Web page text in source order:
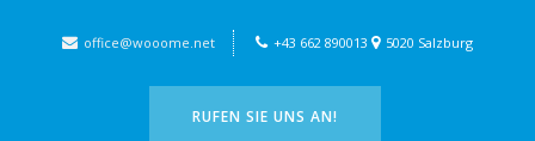
office@wooome.net +43 662 890013 5020 Salzburg
RUFEN SIE UNS AN!